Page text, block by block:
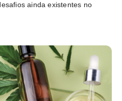
ainda existentes no